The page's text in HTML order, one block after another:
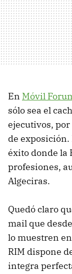
En Móvil
sólo sea el
ejecutivos, por
de
éxito donde la
profesiones,
Algeciras.
Quedó claro
mail que
lo muestren
RIM dispone
integra